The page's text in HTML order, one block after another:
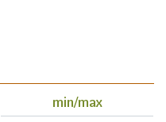
min/max